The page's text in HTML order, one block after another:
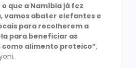
que a Namíbia já fez
vamos abater elefantes e
para recolherem a
para beneficiar as
como alimento proteico”,